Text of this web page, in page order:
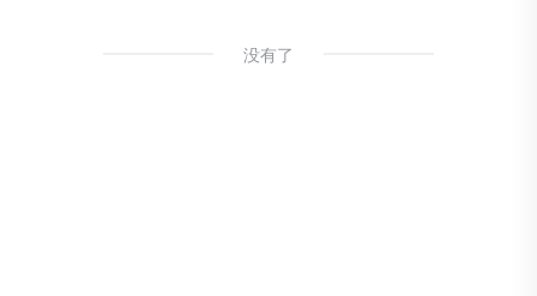
没有了